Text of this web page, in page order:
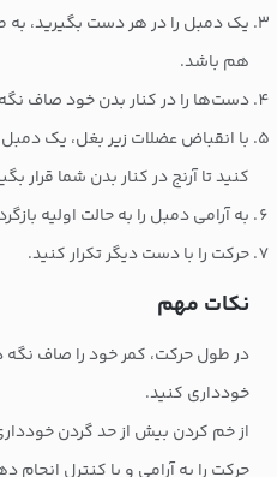
یک دمبل را در هر دست بگیرید،
هم باشد.
دست‌ها را در کنار بدن خود صاف
با انقباض عضلات زیر بغل، یک دمبل
کنید تا آرنج در کنار بدن شما قرار
به آرامی دمبل را به حالت اولیه
حرکت را با دست دیگر تکرار کنید.
نکات مهم
در طول حرکت، کمر خود را صاف نگه
خودداری کنید.
از خم کردن بیش از حد گردن
حرکت را به آرامی و با کنترل انجام